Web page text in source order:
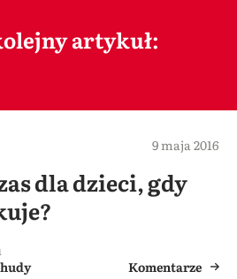
artykuł:
9 maja 2016
dla dzieci, gdy
Komentarze